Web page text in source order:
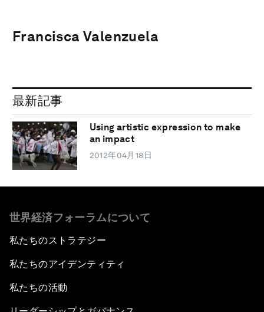
Francisca Valenzuela
最新記事
Using artistic expression to make
an impact
2012年04月18日
世界経済フォーラムについて
私たちのストラテジー
私たちのアイデンティティ
私たちの活動